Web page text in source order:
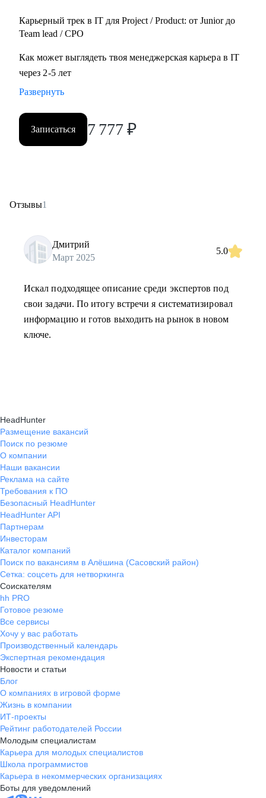
Карьерный трек в IT для Project / Product: от Junior до
Team lead / CPO
Как может выглядеть твоя менеджерская карьера в IT
через 2-5 лет
Развернуть
Записаться 7 777 ₽
Отзывы1
Дмитрий
Март 2025
5.0
Искал подходящее описание среди экспертов под
свои задачи. По итогу встречи я систематизировал
информацию и готов выходить на рынок в новом
ключе.
HeadHunter
Размещение вакансий
Поиск по резюме
О компании
Наши вакансии
Реклама на сайте
Требования к ПО
Безопасный HeadHunter
HeadHunter API
Партнерам
Инвесторам
Каталог компаний
Поиск по вакансиям в Алёшина (Сасовский район)
Сетка: соцсеть для нетворкинга
Соискателям
hh PRO
Готовое резюме
Все сервисы
Хочу у вас работать
Производственный календарь
Экспертная рекомендация
Новости и статьи
Блог
О компаниях в игровой форме
Жизнь в компании
ИТ-проекты
Рейтинг работодателей России
Молодым специалистам
Карьера для молодых специалистов
Школа программистов
Карьера в некоммерческих организациях
Боты для уведомлений